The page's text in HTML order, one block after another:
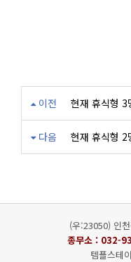
이전 현재 휴식형 3
다음 현재 휴식형 2
(우:23050) 인
종무소 : 032-
템플스테